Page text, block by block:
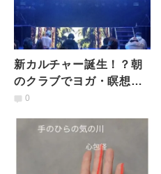
新カルチャー誕生！？朝
のクラブでヨガ・瞑想・
DJタイムを楽しむイベン
0